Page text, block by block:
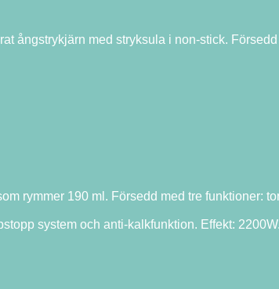
ångstrykjärn med stryksula i non-stick.
rymmer 190 ml. Försedd med tre funktioner:
system och anti-kalkfunktion. Effekt: